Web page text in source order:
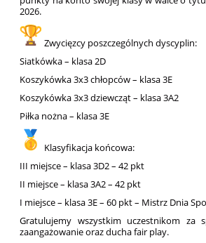
2026.
Zwycięzcy poszczególnych dyscyplin:
Siatkówka – klasa 2D
Koszykówka 3x3 chłopców – klasa 3E
Koszykówka 3x3 dziewcząt – klasa 3A2
Piłka nożna – klasa 3E
Klasyfikacja końcowa:
III miejsce – klasa 3D2 – 42 pkt
II miejsce – klasa 3A2 – 42 pkt
I miejsce – klasa 3E – 60 pkt – Mistrz Dnia
Gratulujemy wszystkim uczestnikom za
zaangażowanie oraz ducha fair play.